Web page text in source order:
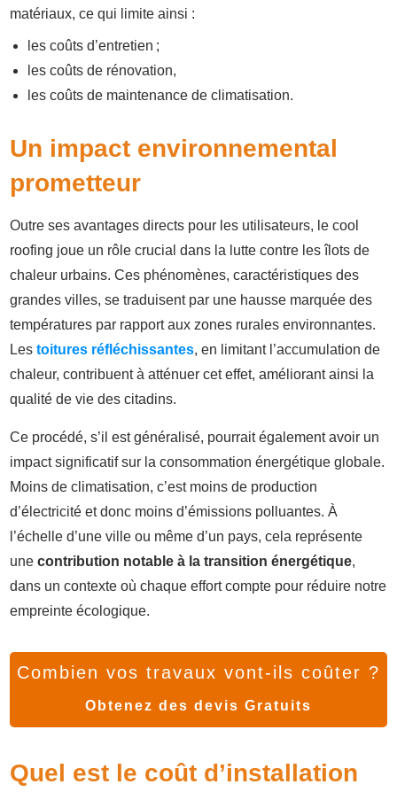
matériaux, ce qui limite ainsi :
les coûts d’entretien ;
les coûts de rénovation,
les coûts de maintenance de climatisation.
Un impact environnemental
prometteur
Outre ses avantages directs pour les utilisateurs, le cool
roofing joue un rôle crucial dans la lutte contre les îlots de
chaleur urbains. Ces phénomènes, caractéristiques des
grandes villes, se traduisent par une hausse marquée des
températures par rapport aux zones rurales environnantes.
Les toitures réfléchissantes, en limitant l’accumulation de
chaleur, contribuent à atténuer cet effet, améliorant ainsi la
qualité de vie des citadins.
Ce procédé, s’il est généralisé, pourrait également avoir un
impact significatif sur la consommation énergétique globale.
Moins de climatisation, c’est moins de production
d’électricité et donc moins d’émissions polluantes. À
l’échelle d’une ville ou même d’un pays, cela représente
une contribution notable à la transition énergétique,
dans un contexte où chaque effort compte pour réduire notre
empreinte écologique.
Combien vos travaux vont-ils coûter ?
Obtenez des devis Gratuits
Quel est le coût d’installation